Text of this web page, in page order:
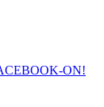
ON!